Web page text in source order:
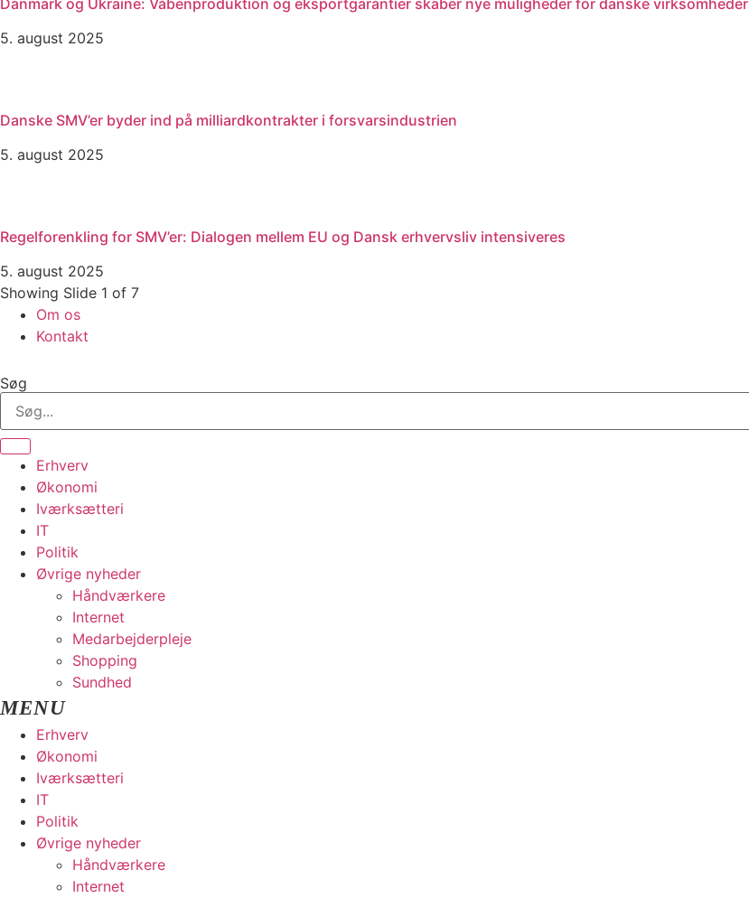
Danmark og Ukraine: Våbenproduktion og eksportgarantier skaber nye muligheder for danske virksomheder
5. august 2025
Danske SMV’er byder ind på milliardkontrakter i forsvarsindustrien
5. august 2025
Regelforenkling for SMV’er: Dialogen mellem EU og Dansk erhvervsliv intensiveres
5. august 2025
Showing Slide 1 of 7
Om os
Kontakt
Søg
Erhverv
Økonomi
Iværksætteri
IT
Politik
Øvrige nyheder
Håndværkere
Internet
Medarbejderpleje
Shopping
Sundhed
Erhverv
Økonomi
Iværksætteri
IT
Politik
Øvrige nyheder
Håndværkere
Internet